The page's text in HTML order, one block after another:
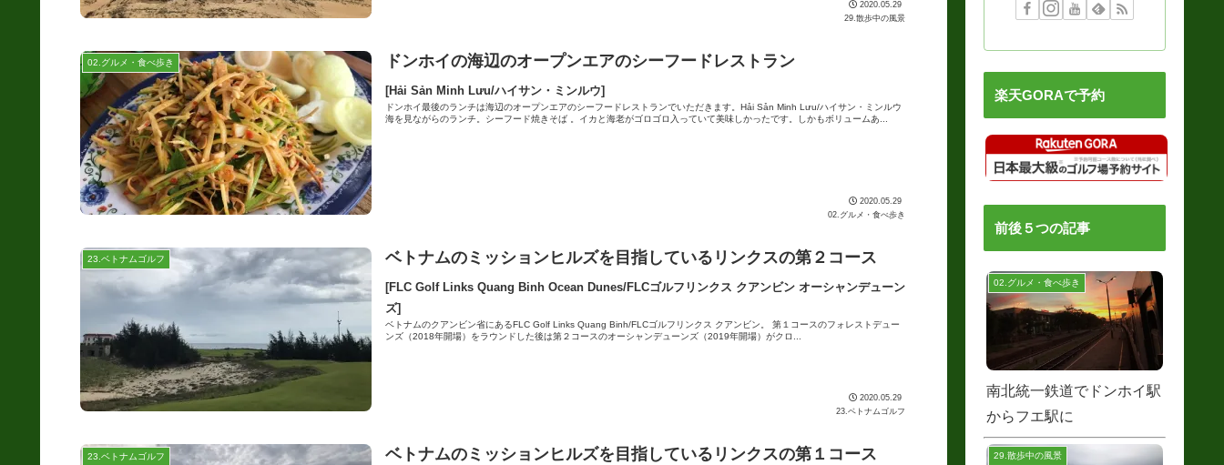
2020.05.29
29.散歩中の風景
02.グルメ・食べ歩き ドンホイの海辺のオープンエアのシーフードレストラン
[Hải Sản Minh Lưu/ハイサン・ミンルウ]
ドンホイ最後のランチは海辺のオープンエアのシーフードレストランでいただきます。Hải Sản Minh Lưu/ハイサン・ミンルウ
海を見ながらのランチ。シーフード焼きそば 。イカと海老がゴロゴロ入っていて美味しかったです。しかもボリュームあ...
2020.05.29
02.グルメ・食べ歩き
23.ベトナムゴルフ ベトナムのミッションヒルズを目指しているリンクスの第２コース
[FLC Golf Links Quang Binh Ocean Dunes/FLCゴルフリンクス クアンビン オーシャンデューン
ズ]
ベトナムのクアンビン省にあるFLC Golf Links Quang Binh/FLCゴルフリンクス クアンビン。 第１コースのフォレストデュー
ンズ（2018年開場）をラウンドした後は第２コースのオーシャンデューンズ（2019年開場）がクロ...
2020.05.29
23.ベトナムゴルフ
23.ベトナムゴルフ ベトナムのミッションヒルズを目指しているリンクスの第１コース
楽天GORAで予約
前後５つの記事
02.グルメ・食べ歩き
南北統一鉄道でドンホイ駅
からフエ駅に
29.散歩中の風景